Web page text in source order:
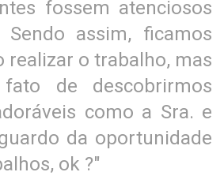
fossem atenciosos
assim, ficamos
realizar o trabalho, mas
de descobrirmos
como a Sra. e
da oportunidade
ok ?"